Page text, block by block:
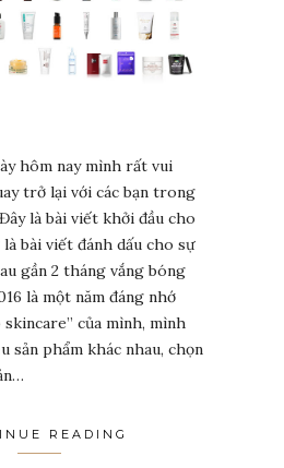
hôm nay mình rất vui
trở lại với các bạn trong
là bài viết khởi đầu cho
là bài viết đánh dấu cho sự
gần 2 tháng vắng bóng
là một năm đáng nhớ
của mình, mình
sản phẩm khác nhau, chọn
READING